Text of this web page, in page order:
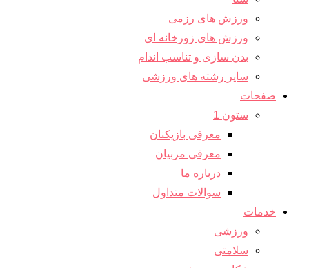
ورزش های رزمی
ورزش های زورخانه ای
بدن سازی و تناسب اندام
سایر رشته های ورزشی
صفحات
ستون 1
معرفی بازیکنان
معرفی مربیان
درباره ما
سوالات متداول
خدمات
ورزشی
سلامتی